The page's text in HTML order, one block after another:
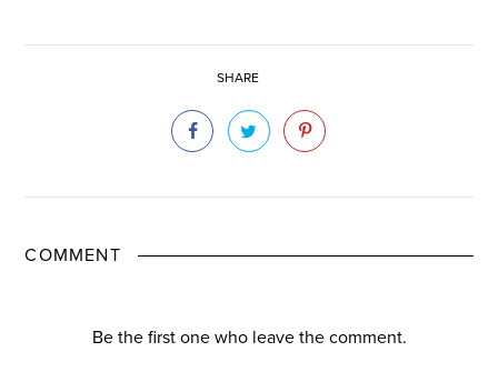
SHARE
COMMENT
Be the first one who leave the comment.